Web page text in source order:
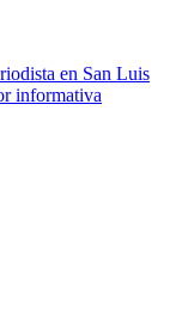
en San Luis
informativa